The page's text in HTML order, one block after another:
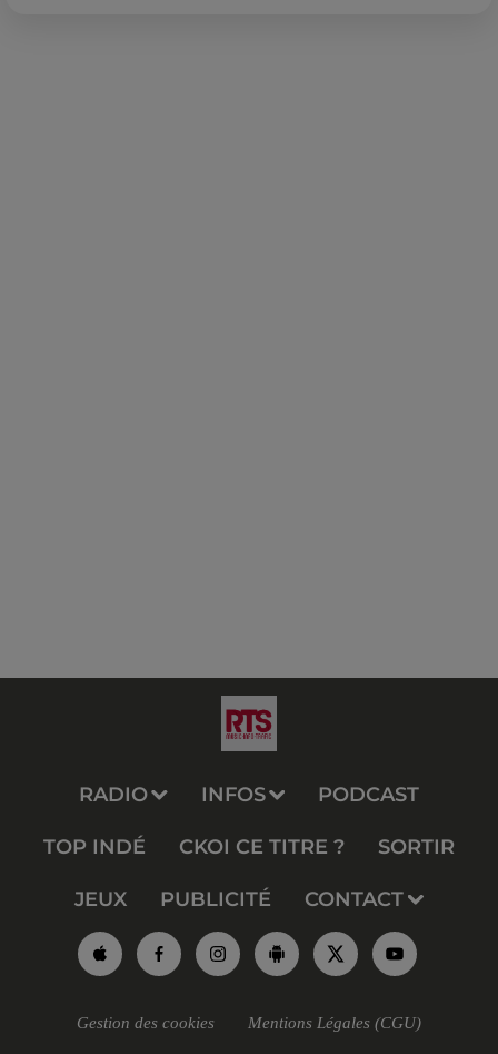
RADIO INFOS PODCAST
TOP INDÉ CKOI CE TITRE ? SORTIR
JEUX PUBLICITÉ CONTACT
Gestion des cookies Mentions Légales (CGU)